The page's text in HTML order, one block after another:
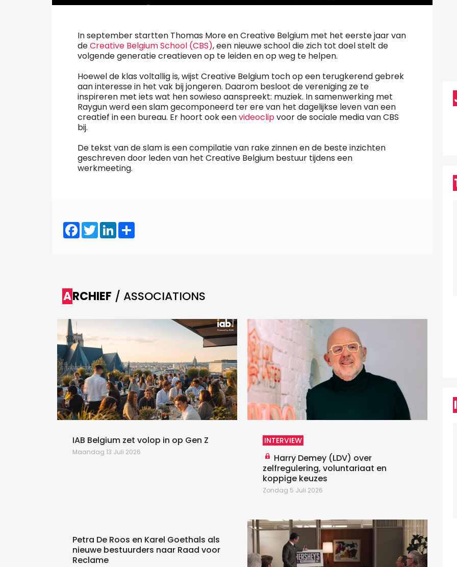
In september startten Thomas More en Creative Belgium met het eerste jaar van
deCreative Belgium School (CBS), een nieuwe school die zich tot doel stelt de
volgende generatie creatieven op te leiden en op weg te helpen.
Hoewel de klas voltallig is, wijst Creative Belgium toch op een terugkerend gebrek
aan interesse in het vak bij jongeren. Daarom besloot de vereniging ze te
inspireren met iets wat hen sowieso aanspreekt: muziek. In samenwerking met
Raygun werd een slam gecomponeerd ter ere van het dagelijkse leven van een
creatief in een bureau. Er hoort ook eenvideoclipvoor de sociale media van CBS
bij.
De tekst van de slam is een compilatie van rake zinnen en de beste inzichten
geschreven door leden van het Creative Belgium bestuur tijdens een
werkmeeting.
Facebook
TwitterLinkedIn
ARCHIEF / ASSOCIATIONS
IAB Belgium zet volop in op Gen Z
Maandag 13 Juli 2026
INTERVIEW
Harry Demey (LDV) over
zelfregulering, voluntariaat en
koppige keuzes
Zondag 5 Juli 2026
Petra De Roos en Karel Goethals als
nieuwe bestuurders naar Raad voor
Reclame